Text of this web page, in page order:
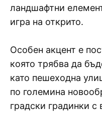
ландшафтни
игра на открито.
Особен акцент е
която трябва да
като пешеходна
по големина
градски градинки с